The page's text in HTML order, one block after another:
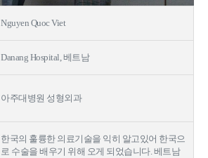
Nguyen Quoc Viet
Danang Hospital, 베트남
아주대병원 성형외과
한국의 훌륭한 의료기술을 익히 알고있어 한국으
로 수술을 배우기 위해 오게 되었습니다. 베트남